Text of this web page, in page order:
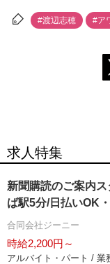
#渡辺志穂 #ア
求人特集
新聞購読のご案内
ば駅5分/日払いOK
合同会社ジーニー
時給2,200円～
アルバイト・パート / 業